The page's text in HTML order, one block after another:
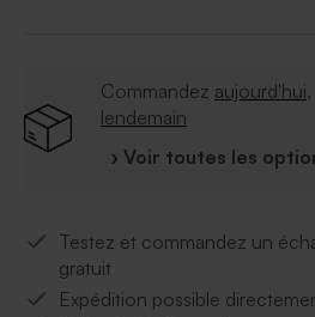
Commandez aujourd'hui
lendemain
› Voir toutes les
Testez et commandez un
gratuit
Expédition possible